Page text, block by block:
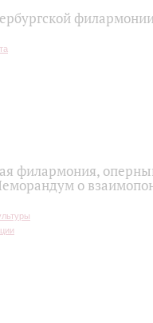
филармония,
о